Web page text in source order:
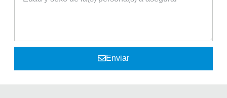
Enviar